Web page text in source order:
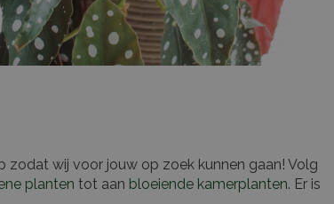
wij voor jouw op zoek kunnen gaan! Volg
planten tot aan bloeiende kamerplanten. Er is